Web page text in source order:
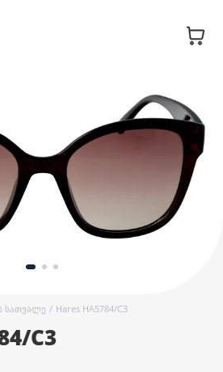
სათვალე / Hares HA5784/C3
C3